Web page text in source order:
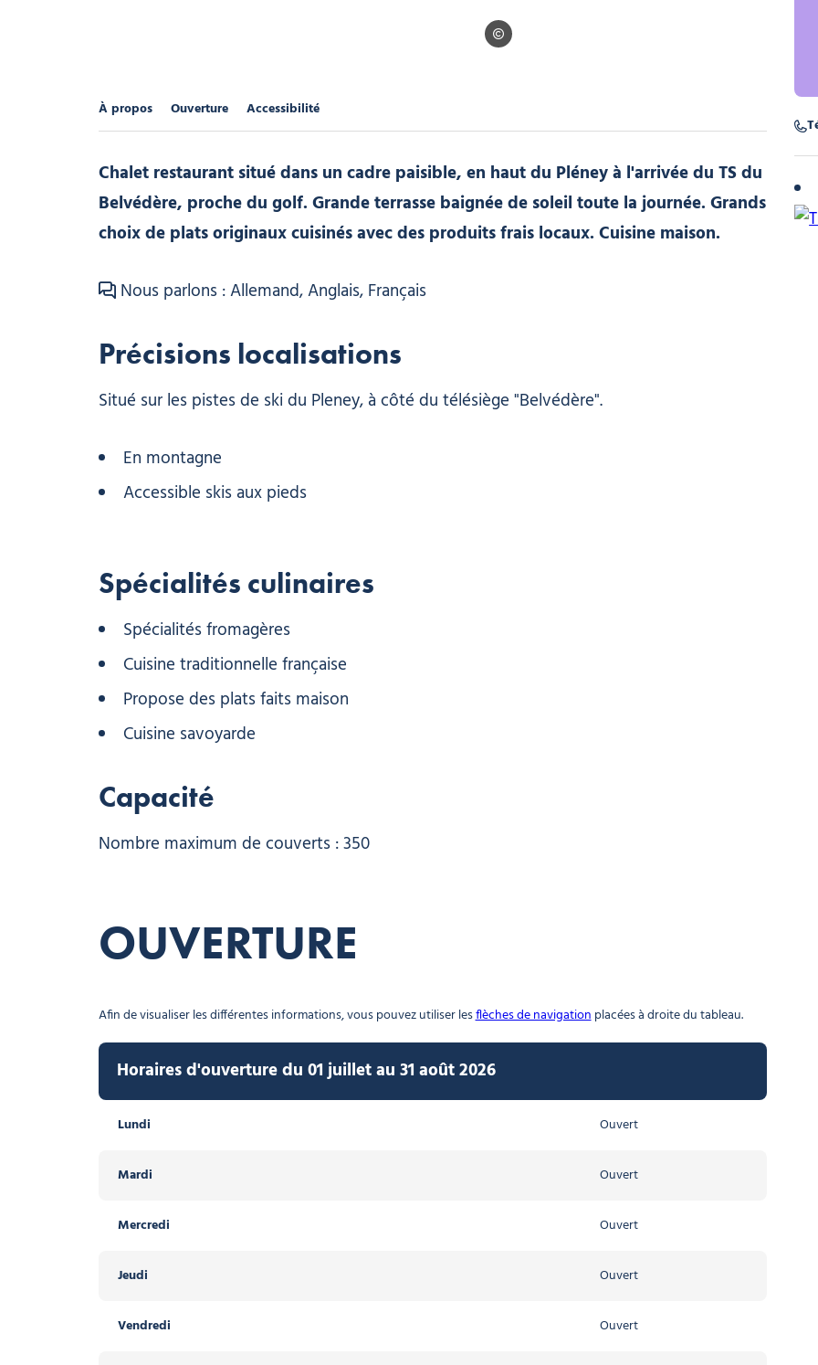
OT Morzine
À propos Ouverture Accessibilité
Chalet restaurant situé dans un cadre paisible, en haut du Pléney à l'arrivée du TS du
Belvédère, proche du golf. Grande terrasse baignée de soleil toute la journée. Grands
choix de plats originaux cuisinés avec des produits frais locaux. Cuisine maison.
Nous parlons : Allemand, Anglais, Français
Précisions localisations
Situé sur les pistes de ski du Pleney, à côté du télésiège "Belvédère".
En montagne
Accessible skis aux pieds
Spécialités culinaires
Spécialités fromagères
Cuisine traditionnelle française
Propose des plats faits maison
Cuisine savoyarde
Capacité
Nombre maximum de couverts : 350
OUVERTURE
Afin de visualiser les différentes informations, vous pouvez utiliser lesflèches de navigationplacées à droite du tableau.
Horaires d'ouverture du 01 juillet au 31 août 2026
Lundi Ouvert
Mardi Ouvert
Mercredi Ouvert
Jeudi Ouvert
Vendredi Ouvert